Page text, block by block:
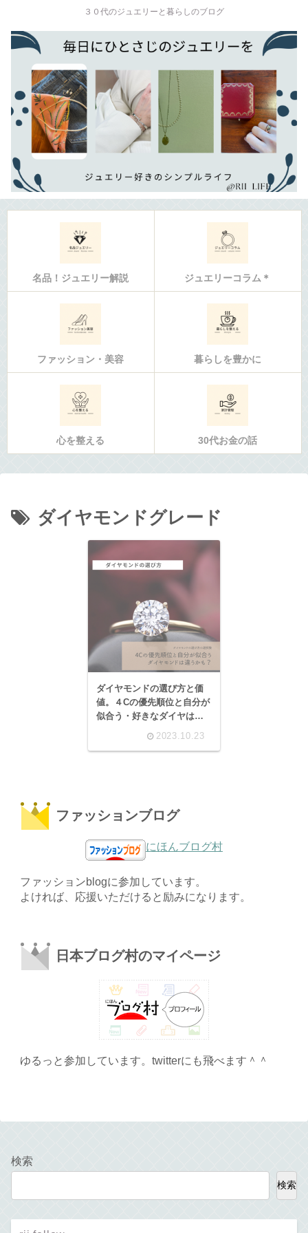
３０代のジュエリーと暮らしのブログ
名品！ジュエリー解説 ジュエリーコラム＊
ファッション・美容 暮らしを豊かに
心を整える 30代お金の話
ダイヤモンドグレード
ダイヤモンドの選び方と価
値。４Cの優先順位と自分が
似合う・好きなダイヤは違
2023.10.23
ファッションブログ
にほんブログ村
ファッションblogに参加しています。
よければ、応援いただけると励みになります。
日本ブログ村のマイページ
ゆるっと参加しています。twitterにも飛べます＾＾
検索
検索